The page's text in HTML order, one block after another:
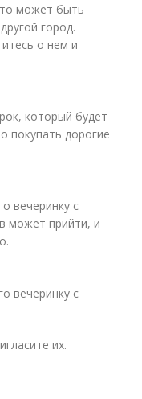
может быть
город.
о нем и
который будет
покупать дорогие
вечеринку с
может прийти, и
вечеринку с
их.